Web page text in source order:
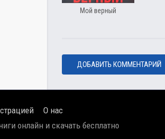
Мой верный
ДОБАВИТЬ КОММЕНТАРИЙ
О нас
онлайн и скачать бесплатно